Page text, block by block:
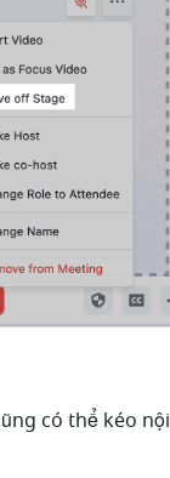
có thể kéo nội